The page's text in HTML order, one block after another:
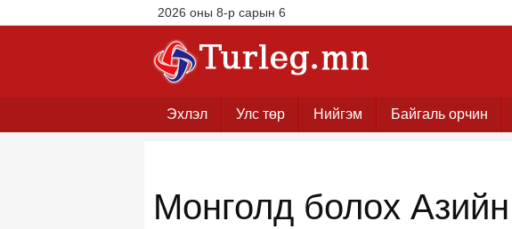
2026 оны 8-р сарын 6
Эхлэл Улс төр Нийгэм Байгаль орчин
Монголд болох